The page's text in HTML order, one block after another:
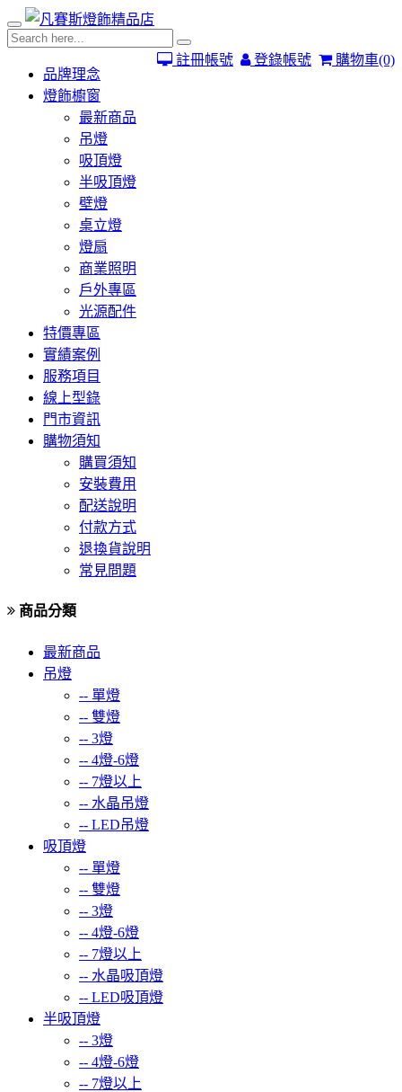
購物車(0)
登錄帳號
註冊帳號
品牌理念
燈飾櫥窗
最新商品
吊燈
吸頂燈
半吸頂燈
壁燈
桌立燈
燈扇
商業照明
戶外專區
光源配件
特價專區
實績案例
服務項目
線上型錄
門市資訊
購物須知
購買須知
安裝費用
配送說明
付款方式
退換貨說明
常見問題
商品分類
最新商品
吊燈
-- 單燈
-- 雙燈
-- 3燈
-- 4燈-6燈
-- 7燈以上
-- 水晶吊燈
-- LED吊燈
吸頂燈
-- 單燈
-- 雙燈
-- 3燈
-- 4燈-6燈
-- 7燈以上
-- 水晶吸頂燈
-- LED吸頂燈
半吸頂燈
-- 3燈
-- 4燈-6燈
-- 7燈以上